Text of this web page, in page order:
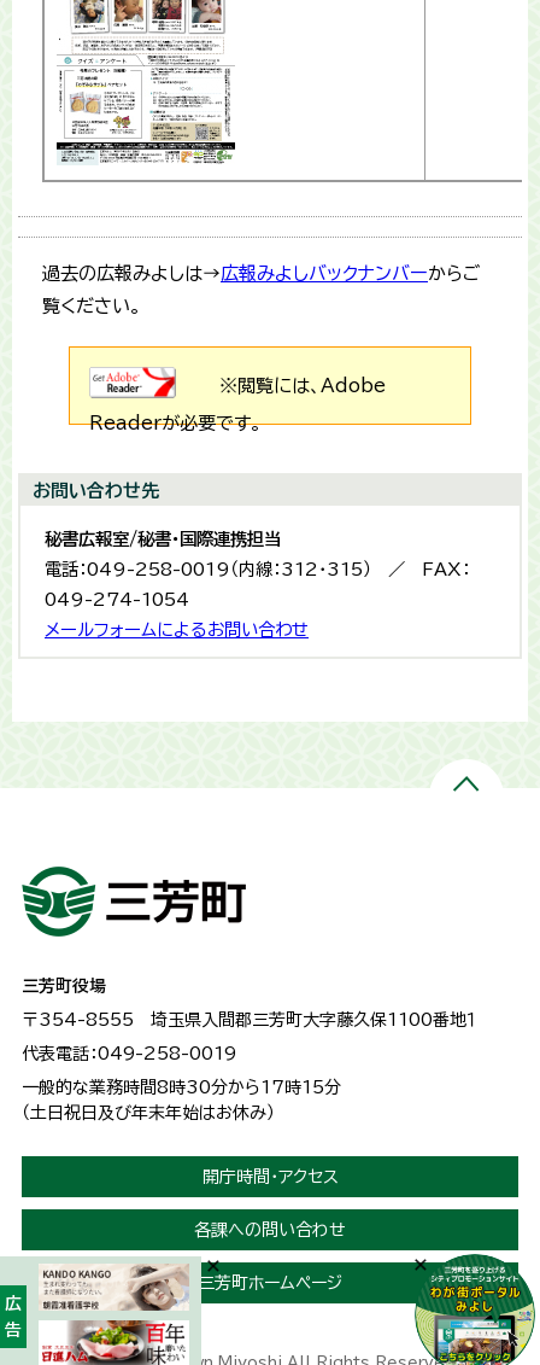
過去の広報みよしは→広報みよしバックナンバーからご
覧ください。
※閲覧には、Adobe
Readerが必要です。
お問い合わせ先
秘書広報室/秘書・国際連携担当
電話：049-258-0019（内線：312・315） ／ FAX：
049-274-1054
メールフォームによるお問い合わせ
三芳町役場
〒354-8555 埼玉県入間郡三芳町大字藤久保1100番地１
代表電話：049-258-0019
一般的な業務時間8時30分から17時15分
（土日祝日及び年末年始はお休み）
開庁時間・アクセス
各課への問い合わせ
三芳町ホームページ
広告